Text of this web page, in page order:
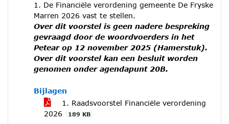
1. De Financiële verordening gemeente De Fryske
Marren 2026 vast te stellen.
Over dit voorstel is geen nadere bespreking
gevraagd door de woordvoerders in het
Petear op 12 november 2025 (Hamerstuk).
Over dit voorstel kan een besluit worden
genomen onder agendapunt 20B.
Bijlagen
1. Raadsvoorstel Financiële verordening
2026
189 KB